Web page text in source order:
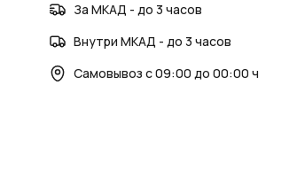
новостямиздесь.
За МКАД - до 3 часов
Внутри МКАД - до 3 часов
Самовывоз с 09:00 до 00:00 ч